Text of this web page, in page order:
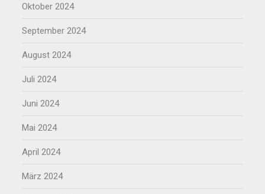
Oktober 2024
September 2024
August 2024
Juli 2024
Juni 2024
Mai 2024
April 2024
März 2024